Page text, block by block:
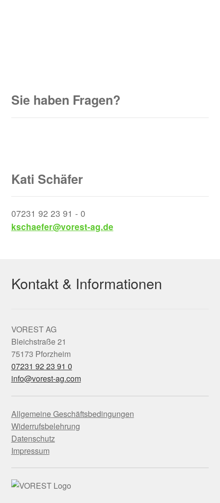
Sie haben Fragen?
Kati Schäfer
07231 92 23 91 - 0
kschaefer@vorest-ag.de
Kontakt & Informationen
VOREST AG
Bleichstraße 21
75173 Pforzheim
07231 92 23 91 0
info@vorest-ag.com
Allgemeine Geschäftsbedingungen
Widerrufsbelehrung
Datenschutz
Impressum